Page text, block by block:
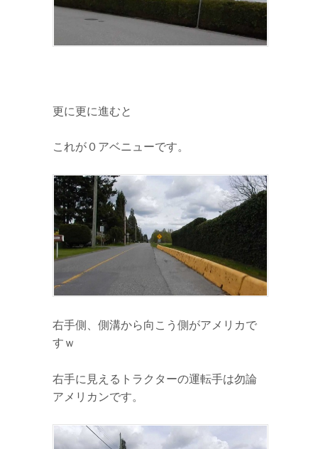
更に更に進むと
これが０アベニューです。
右手側、側溝から向こう側がアメリカで
すｗ
右手に見えるトラクターの運転手は勿論
アメリカンです。